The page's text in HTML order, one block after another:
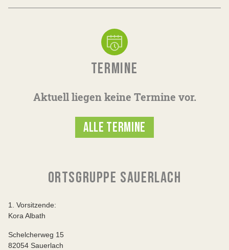
TERMINE
Aktuell liegen keine Termine vor.
ALLE TERMINE
ORTSGRUPPE SAUERLACH
1. Vorsitzende:
Kora Albath
Schelcherweg 15
82054 Sauerlach